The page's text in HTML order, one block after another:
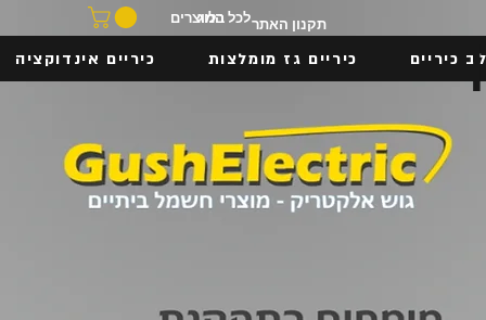
בלוג
לכל המוצרים
כיריים כיריים גז מומלצות כיריים אינדוקציה
תקנון האתר